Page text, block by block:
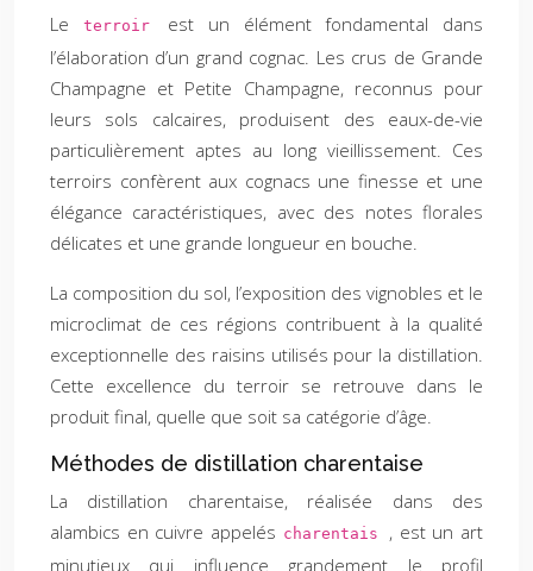
Le terroir est un élément fondamental dans
l’élaboration d’un grand cognac. Les crus de Grande
Champagne et Petite Champagne, reconnus pour
leurs sols calcaires, produisent des eaux-de-vie
particulièrement aptes au long vieillissement. Ces
terroirs confèrent aux cognacs une finesse et une
élégance caractéristiques, avec des notes florales
délicates et une grande longueur en bouche.
La composition du sol, l’exposition des vignobles et le
microclimat de ces régions contribuent à la qualité
exceptionnelle des raisins utilisés pour la distillation.
Cette excellence du terroir se retrouve dans le
produit final, quelle que soit sa catégorie d’âge.
Méthodes de distillation charentaise
La distillation charentaise, réalisée dans des
alambics en cuivre appelés charentais , est un art
minutieux qui influence grandement le profil